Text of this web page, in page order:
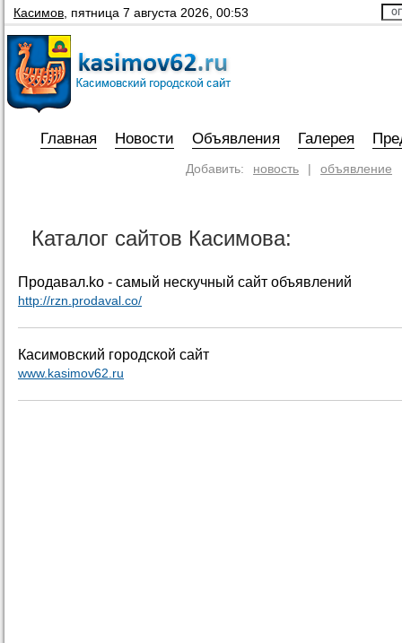
Касимов пятница 7 августа 2026, 00:53
Главная Новости Объявления Галерея
Добавить: новость | объявление
Каталог сайтов Касимова:
Продавал.ko - самый нескучный сайт объявлений
http://rzn.prodaval.co/
Касимовский городской сайт
www.kasimov62.ru